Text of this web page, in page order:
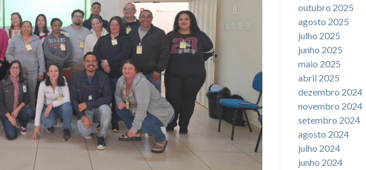
outubro 2025
agosto 2025
julho 2025
junho 2025
maio 2025
abril 2025
dezembro 2024
novembro 2024
setembro 2024
agosto 2024
julho 2024
junho 2024